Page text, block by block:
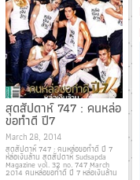
สุดสัปดาห์ 747 : คนหล่อ
ขอทำดี ปี7
March 28, 2014
สุดสัปดาห์ 747 : คนหล่อขอทำดี ปี 7
หล่อเงินล้าน สุดสัปดาห์ Sudsapda
Magazine vol. 32 no. 747 March
2014 คนหล่อขอทำดี ปี 7 หล่อเงินล้าน